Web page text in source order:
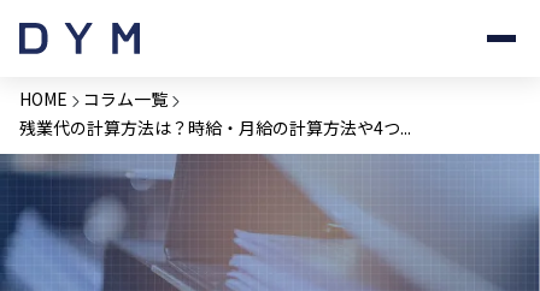
HOME
コラム一覧
残業代の計算方法は？時給・月給の計算方法や4つ...